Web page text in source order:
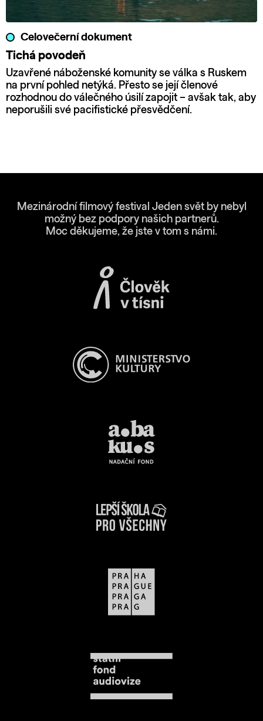
Celovečerní dokument
Tichá povodeň
Uzavřené náboženské komunity se válka s Ruskem
na první pohled netýká. Přesto se její členové
rozhodnou do válečného úsilí zapojit – avšak tak, aby
neporušili své pacifistické přesvědčení.
Mezinárodní filmový festival Jeden svět by nebyl
možný bez podpory našich partnerů.
Moc děkujeme, že jste v tom s námi.